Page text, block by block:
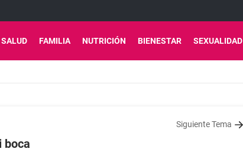
SALUD FAMILIA NUTRICIÓN BIENESTAR SEXUALIDAD
Siguiente Tema
boca